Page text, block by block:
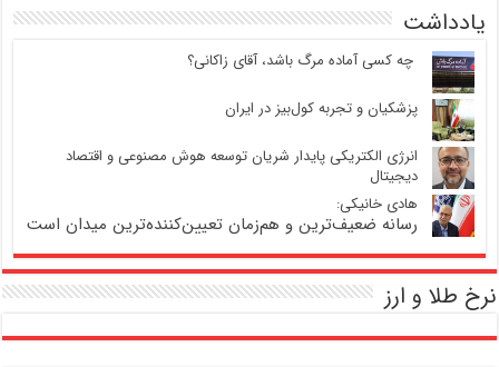
یادداشت
‍ چه کسی آماده مرگ باشد، آقای زاکانی؟
پزشکیان و تجربه کول‌بیز در ایران
انرژی الکتریکی پایدار شریان توسعه هوش مصنوعی و اقتصاد
دیجیتال
هادی خانیکی:
رسانه ضعیف‌ترین و هم‌زمان تعیین‌کننده‌ترین میدان است
نرخ طلا و ارز